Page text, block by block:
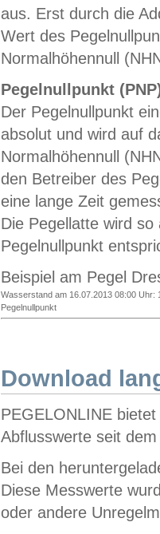
aus. Erst durch die
Wert des
Normalhöhennull
Pegelnullpunkt
Der Pegelnullpunkt
absolut und wird auf
Normalhöhennull
den Betreiber des
eine lange Zeit
Die Pegellatte wird
Pegelnullpunkt
Beispiel am Pegel
Wasserstand am 16.07.2013 08:00 Uhr:
Pegelnullpunkt
Download
PEGELONLINE
Abflusswerte seit
Bei den
Diese Messwerte
oder andere